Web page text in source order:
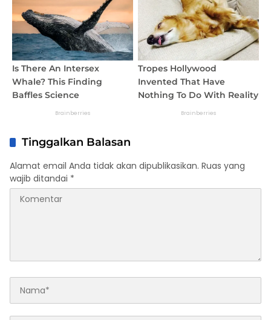
Tinggalkan Balasan
Alamat email Anda tidak akan dipublikasikan. Ruas yang
wajib ditandai *